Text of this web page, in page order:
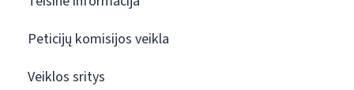
Peticijų komisijos veikla
Veiklos sritys